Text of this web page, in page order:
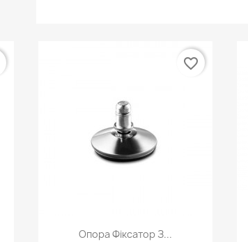
Швидкий перегляд
Опора Фіксатор З...
favorite_border